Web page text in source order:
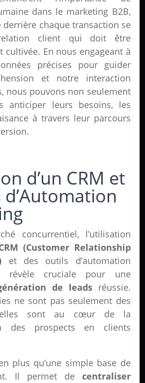
dans le marketing B2B,
chaque transaction se
client qui doit être
cultivée. En nous engageant à
précises pour guider
et notre interaction
nous pouvons non seulement
anticiper leurs besoins, les
à travers leur parcours
d’un CRM et
d’Automation
concurrentiel, l’utilisation
(Customer Relationship
et des outils d’automation
révèle cruciale pour une
de leadsréussie.
ne sont pas seulement des
elles sont au cœur de la
des prospects en clients
plus qu’une simple base de
Il permet de centraliser